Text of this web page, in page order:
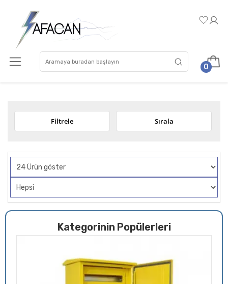
0
Filtrele Sırala
Kategorinin Popülerleri